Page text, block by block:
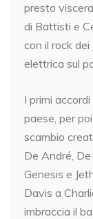
presto
di Battisti e
con il rock
elettrica sul
I primi
paese, per
scambio
De André,
Genesis e
Davis a
imbraccia il